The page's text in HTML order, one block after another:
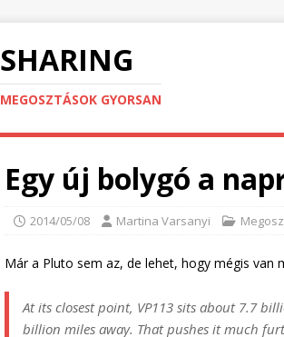
SHARING
MEGOSZTÁSOK GYORSAN
Egy új bolygó a
2014/05/08 Martina Varsanyi
Már a Pluto sem az, de lehet, hogy mégis van
At its closest point, VP113 sits about 7.7
billion miles away. That pushes it much